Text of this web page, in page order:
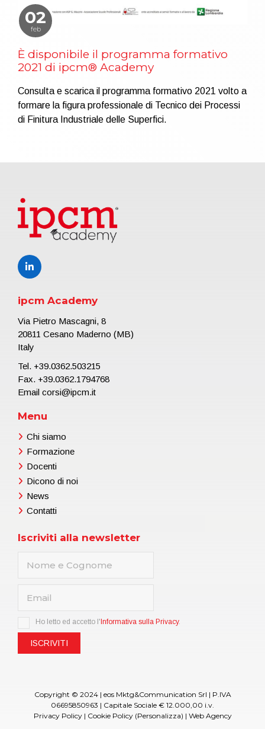
02
feb
È disponibile il programma formativo
2021 di ipcm® Academy
Consulta e scarica il programma formativo 2021 volto a
formare la figura professionale di Tecnico dei Processi
di Finitura Industriale delle Superfici.
ipcm Academy
Via Pietro Mascagni, 8
20811 Cesano Maderno (MB)
Italy
Tel. +39.0362.503215
Fax. +39.0362.1794768
Email corsi@ipcm.it
Menu
Chi siamo
Formazione
Docenti
Dicono di noi
News
Contatti
Iscriviti alla newsletter
Ho letto ed accetto l' Informativa sulla Privacy.
Copyright © 2024 | eos Mktg&Communication Srl | P.IVA
06695850963 | Capitale Sociale € 12.000,00 i.v.
Privacy Policy| Cookie Policy (Personalizza) | Web Agency